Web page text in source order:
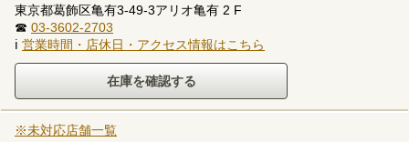
東京都葛飾区亀有3-49-3アリオ亀有 2 F
☎ 03-3602-2703
ℹ 営業時間・店休日・アクセス情報はこちら
※未対応店舗一覧